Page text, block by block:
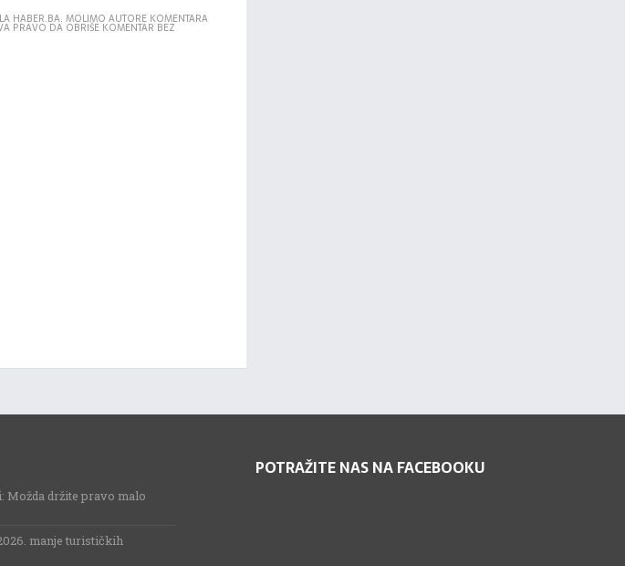
HABER.BA. MOLIMO AUTORE KOMENTARA
PRAVO DA OBRIŠE KOMENTAR BEZ
Možda držite pravo malo
manje turističkih
POTRAŽITE NAS NA FACEBOOKU